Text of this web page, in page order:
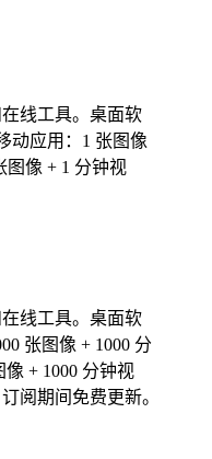
线工具。桌面软
动应用：1 张图像
图像 + 1 分钟视
线工具。桌面软
张图像 + 1000 分
+ 1000 分钟视
阅期间免费更新。